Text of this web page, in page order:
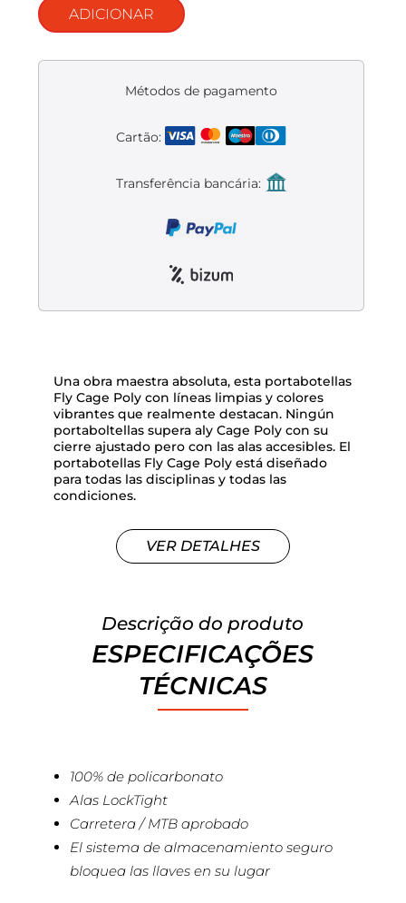
ADICIONAR
Métodos de pagamento
Cartão:
Transferência bancária:
Una obra maestra absoluta, esta portabotellas
Fly Cage Poly con líneas limpias y colores
vibrantes que realmente destacan. Ningún
portaboltellas supera aly Cage Poly con su
cierre ajustado pero con las alas accesibles. El
portabotellas Fly Cage Poly está diseñado
para todas las disciplinas y todas las
condiciones.
VER DETALHES
Descrição do produto
ESPECIFICAÇÕES
TÉCNICAS
100% de policarbonato
Alas LockTight
Carretera / MTB aprobado
El sistema de almacenamiento seguro
bloquea las llaves en su lugar